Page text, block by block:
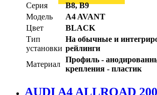
Серия
B8, B9
Модель
A4 AVANT
Цвет
BLACK
Тип
установки
На обычные и
рейлинги
Материал
Профиль -
крепления - пластик
AUDI A4 ALLROAD